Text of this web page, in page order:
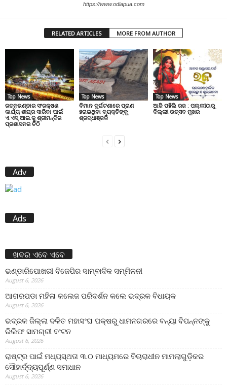
https://www.odiapua.com
RELATED ARTICLES MORE FROM AUTHOR
Top News
ରତ୍ନଭଣ୍ଡାର ସଂରକ୍ଷଣ
କାର୍ଯ୍ୟ ଶୀଘ୍ର ସାରିବା ପାଇଁ
ଏ.ଏସ୍.ଆଇ.କୁ ଶ୍ରୀମନ୍ଦିର
ପ୍ରଶାସନର ଚିଠି
Top News
ବିମାନ ଦୁର୍ଘଟଣାରେ ପ୍ରାଣ
ହରାଇଥିବା ବ୍ୟକ୍ତିଙ୍କୁ
ଶ୍ରଦ୍ଧାଞ୍ଜଳି
Top News
ଆଜି ପହିଲି ରଜ : ପଲ୍ଲୀଠାରୁ
ଦିଲ୍ଲୀ ଉତ୍ସବ ମୁଖର
Adv
Ads
ଖବର ଏବେ ଏବେ
ଭଣ୍ଡାରିପୋଖରୀ ବିଜେପିର ସାମ୍ବାଦିକ ସମ୍ମିଳନୀ
August 6, 2026
ଆଗରପଡା ମହିଳା କଲେଜ ପରିଦର୍ଶନ କଲେ ଭଦ୍ରକ ବିଧାୟକ
August 6, 2026
ଭଦ୍ରକ ଜିଲ୍ଲା ଦଳିତ ମହାସଂଘ ପକ୍ଷରୁ ଧାମନଗରରେ ବନ୍ୟା ବିପନ୍ନଙ୍କୁ
ରିଲିଫ ସାମଗ୍ରୀ ବଂଟନ
August 6, 2026
ରାଷ୍ଟ୍ର ପାଇଁ ମଧ୍ୟସ୍ଥତା ୩.୦ ମାଧ୍ୟମରେ ବିଚାରାଧୀନ ମାମଲାଗୁଡ଼ିକର
ସୌହାର୍ଦ୍ଦ୍ୟପୂର୍ଣ୍ଣ ସମାଧାନ
August 6, 2026